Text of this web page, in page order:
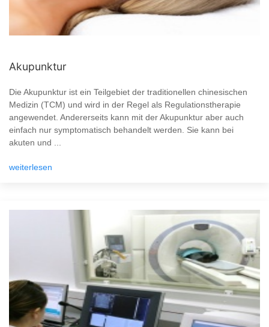
Akupunktur
Die Akupunktur ist ein Teilgebiet der traditionellen chinesischen
Medizin (TCM) und wird in der Regel als Regulationstherapie
angewendet. Andererseits kann mit der Akupunktur aber auch
einfach nur symptomatisch behandelt werden. Sie kann bei
akuten und ...
weiterlesen